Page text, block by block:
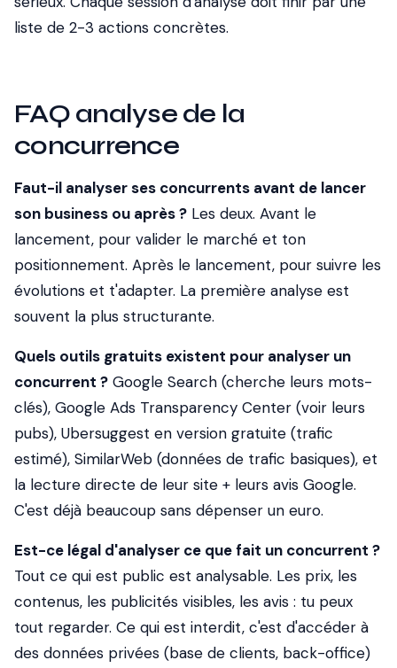
liste de 2-3 actions concrètes.
FAQ analyse de la
concurrence
Faut-il analyser ses concurrents avant de lancer
son business ou après ? Les deux. Avant le
lancement, pour valider le marché et ton
positionnement. Après le lancement, pour suivre les
évolutions et t'adapter. La première analyse est
souvent la plus structurante.
Quels outils gratuits existent pour analyser un
concurrent ? Google Search (cherche leurs mots-
clés), Google Ads Transparency Center (voir leurs
pubs), Ubersuggest en version gratuite (trafic
estimé), SimilarWeb (données de trafic basiques), et
la lecture directe de leur site + leurs avis Google.
C'est déjà beaucoup sans dépenser un euro.
Est-ce légal d'analyser ce que fait un concurrent ?
Tout ce qui est public est analysable. Les prix, les
contenus, les publicités visibles, les avis : tu peux
tout regarder. Ce qui est interdit, c'est d'accéder à
des données privées (base de clients, back-office)